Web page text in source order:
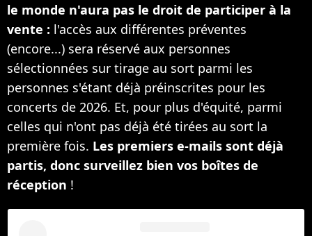
le monde n'aura pas le droit de participer à la
vente : l'accès aux différentes préventes
(encore...) sera réservé aux personnes
sélectionnées sur tirage au sort parmi les
personnes s'étant déjà préinscrites pour les
concerts de 2026. Et, pour plus d'équité, parmi
celles qui n'ont pas déjà été tirées au sort la
première fois. Les premiers e-mails sont déjà
partis, donc surveillez bien vos boîtes de
réception !